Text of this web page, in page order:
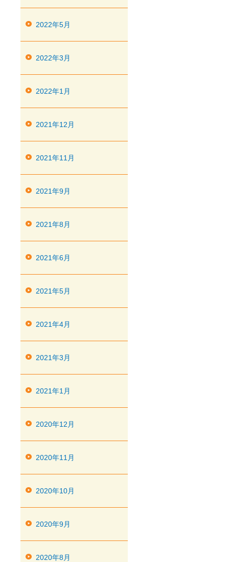
2022年5月
2022年3月
2022年1月
2021年12月
2021年11月
2021年9月
2021年8月
2021年6月
2021年5月
2021年4月
2021年3月
2021年1月
2020年12月
2020年11月
2020年10月
2020年9月
2020年8月